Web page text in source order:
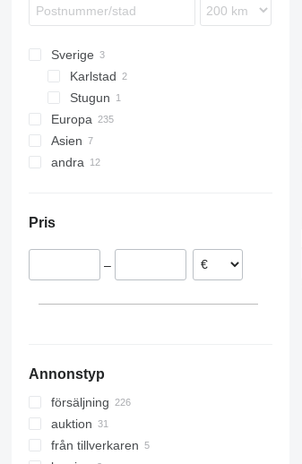
Sverige
Karlstad
Stugun
Europa
Nederländerna
Rumänien
Norge
Asien
Turkiet
andra
Pris
–
Annonstyp
försäljning
auktion
från tillverkaren